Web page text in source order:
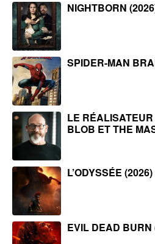
NIGHTBORN
SPIDER-MAN
LE
BLOB ET THE
L’ODYSSÉE (2026)
EVIL DEAD BURN